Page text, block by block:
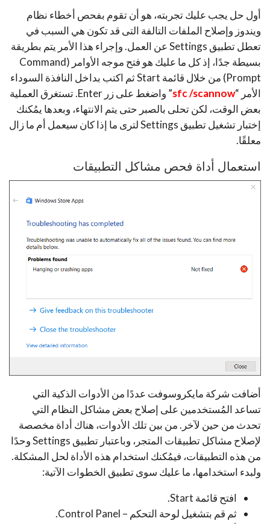
أول حل يجب عليك تجربته، هو أن تقوم بفحص أخطاء نظام
ويندوز وإصلاح الملفات التالفة التى قد تكون هي السبب في
تعطل تطبيق Settings عن العمل. وإجراء هذا الأمر يتم بطريقة
بسيطة جدًا، إذ كل ما عليك هو فتح موجه الأوامر (Command
Prompt) من خلال قائمة Start ثم اكتب بداخل النافذة السوداء
الأمر “sfc /scannow
” واضغط على زر Enter. تستغرق العملية
بعض الوقت، لكن تحلى بالصبر حتى يتم الانتهاء، وبعدها يمُكنك
إختبار تشغيل تطبيق Settings لترى ما إذا كان سيعمل أم ما زال
معلقًا.
استعمال أداة فحص مشاكل التطبيقات
أضافت شركة مايكروسوفت عددًا من الأدوات الذكية التي
تساعد المُستخدمين على إصلاح بعض مشاكل النظام التي
تحدث من حين لآخر. من بين تلك الأدوات، هناك أداة مخصصة
لإصلاح مشاكل تطبيقات المتجر، وباعتبار تطبيق Settings وحدًا
من هذه التطبيقات، فيمُكنك استخدام هذه الأداة لحل المشكلة.
ولبدء استخدامها، ما عليك سوى تطبيق الخطوات الآتية:
افتح قائمة Start.
ثم قم بتشغيل لوحة التحكم – Control Panel.